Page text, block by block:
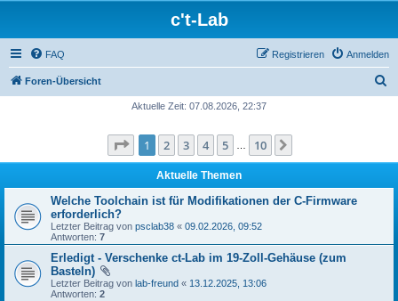
c't-Lab
FAQ Anmelden
Registrieren
Foren-Übersicht
e
Aktuelle Zeit: 07.08.2026, 22:37
Seite 1von 10
1 2 3 4 5 10
Aktuelle Themen
Welche Toolchain ist für Modifikationen der C-Firmware
erforderlich?
Letzter Beitrag von psclab38 « 09.02.2026, 09:52
Antworten: 7
Erledigt - Verschenke ct-Lab im 19-Zoll-Gehäuse (zum
Basteln)
Letzter Beitrag von lab-freund « 13.12.2025, 13:06
Antworten: 2